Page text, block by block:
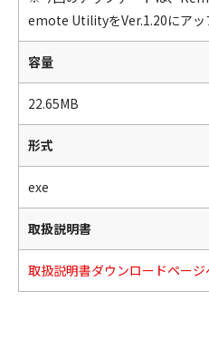
emote UtilityをVer.1.20にアッ
容量
22.65MB
形式
exe
取扱説明書
取扱説明書ダウンロードページ